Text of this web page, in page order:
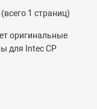
1 страниц)
оригинальные
для Intec CP